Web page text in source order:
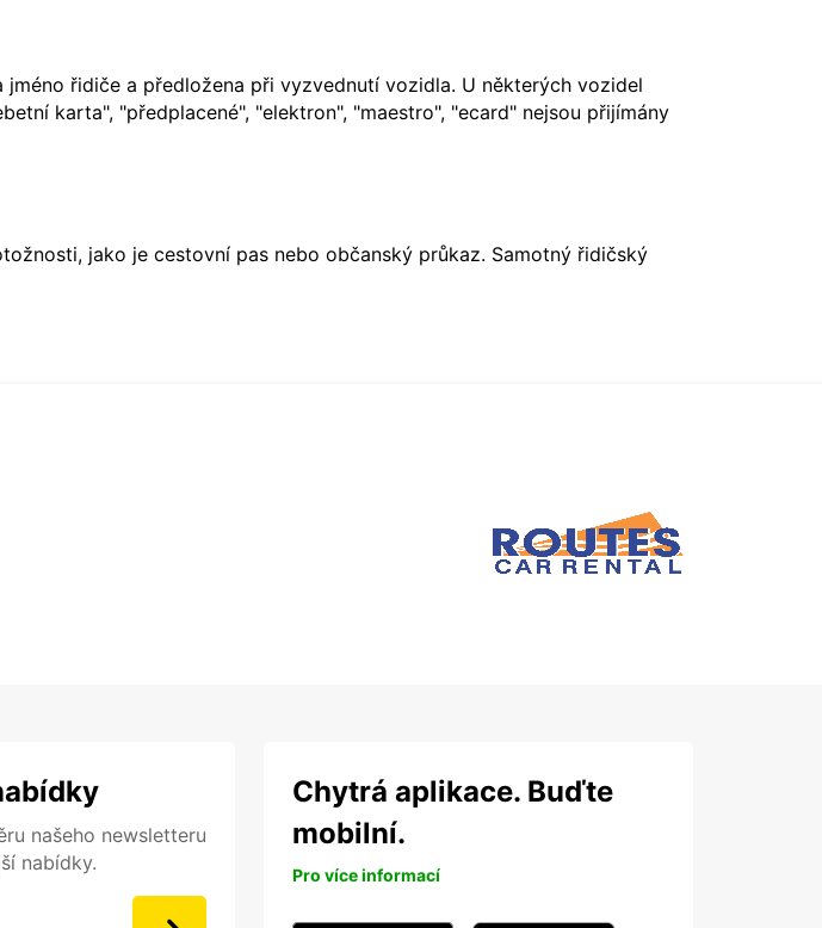
řidiče a předložena při vyzvednutí vozidla. U některých vozidel
karta", "předplacené", "elektron", "maestro", "ecard" nejsou přijímány
jako je cestovní pas nebo občanský průkaz. Samotný řidičský
našeho newsletteru
nabídky.
Chytrá aplikace. Buďte
mobilní.
Pro více informací